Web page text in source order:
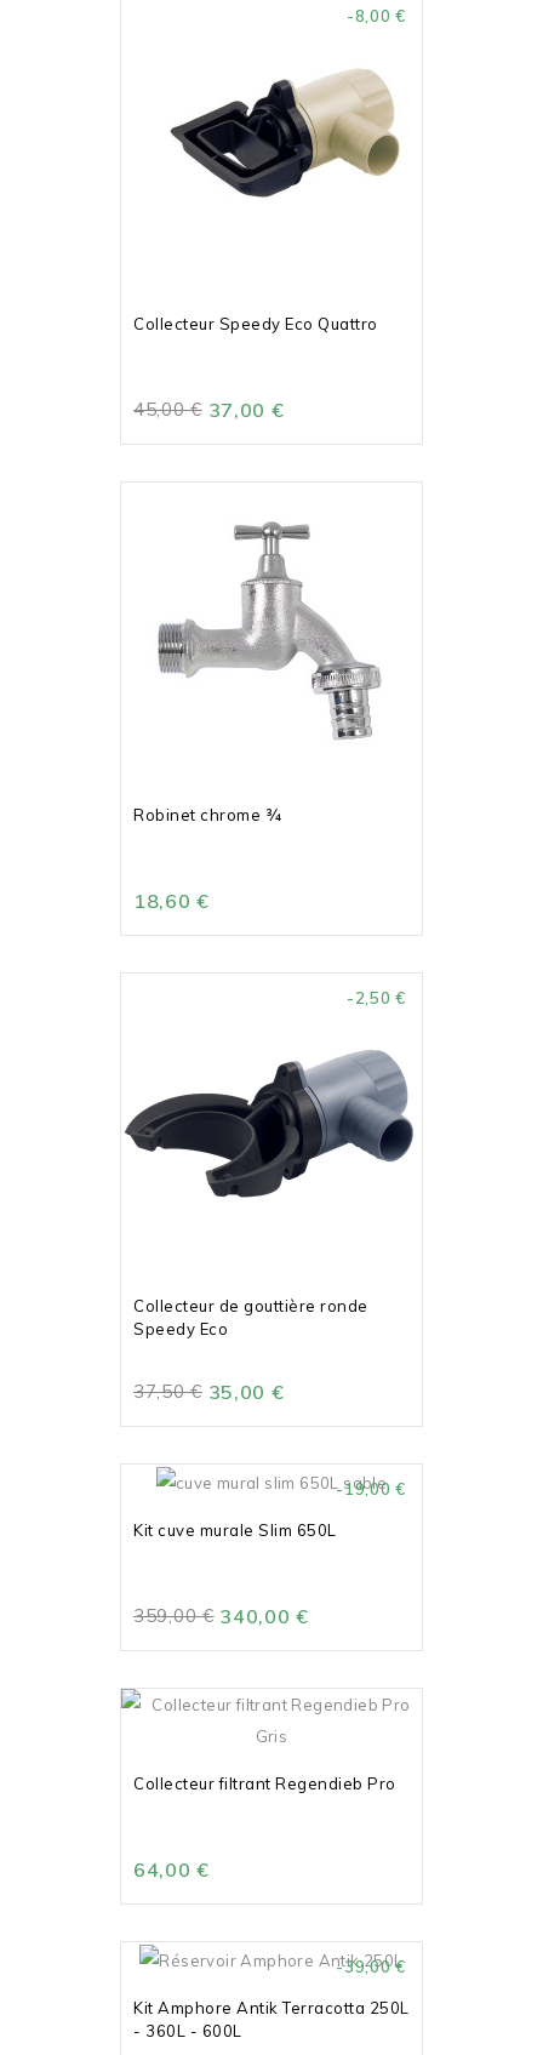
Collecteur Speedy Eco Quattro
45,00 €
-8,00 €
37,00 €
Robinet chrome ¾
18,60 €
Collecteur de gouttière ronde
Speedy Eco
37,50 €
-2,50 €
35,00 €
Kit cuve murale Slim 650L
359,00 €
-19,00 €
340,00 €
Collecteur filtrant Regendieb Pro
64,00 €
Kit Amphore Antik Terracotta 250L
- 360L - 600L
-39,00 €